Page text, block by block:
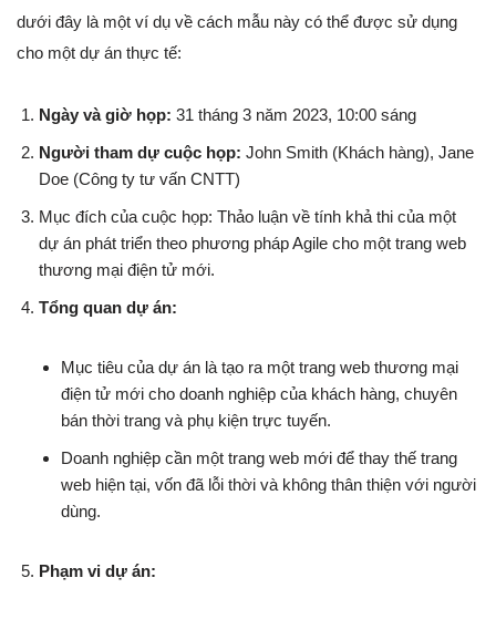
dưới đây là một ví dụ về cách mẫu này có thể được sử dụng
cho một dự án thực tế:
Ngày và giờ họp: 31 tháng 3 năm 2023, 10:00 sáng
Người tham dự cuộc họp: John Smith (Khách hàng), Jane
Doe (Công ty tư vấn CNTT)
Mục đích của cuộc họp: Thảo luận về tính khả thi của một
dự án phát triển theo phương pháp Agile cho một trang web
thương mại điện tử mới.
Tổng quan dự án:
Mục tiêu của dự án là tạo ra một trang web thương mại
điện tử mới cho doanh nghiệp của khách hàng, chuyên
bán thời trang và phụ kiện trực tuyến.
Doanh nghiệp cần một trang web mới để thay thế trang
web hiện tại, vốn đã lỗi thời và không thân thiện với người
dùng.
Phạm vi dự án: